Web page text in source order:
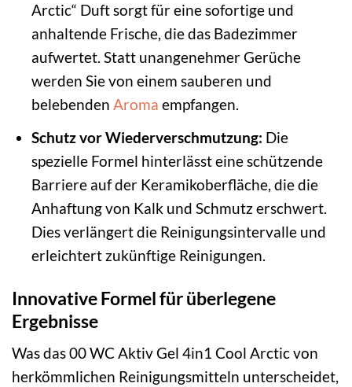
Arctic“ Duft sorgt für eine sofortige und
anhaltende Frische, die das Badezimmer
aufwertet. Statt unangenehmer Gerüche
werden Sie von einem sauberen und
belebenden Aroma empfangen.
Schutz vor Wiederverschmutzung: Die
spezielle Formel hinterlässt eine schützende
Barriere auf der Keramikoberfläche, die die
Anhaftung von Kalk und Schmutz erschwert.
Dies verlängert die Reinigungsintervalle und
erleichtert zukünftige Reinigungen.
Innovative Formel für überlegene
Ergebnisse
Was das 00 WC Aktiv Gel 4in1 Cool Arctic von
herkömmlichen Reinigungsmitteln unterscheidet,